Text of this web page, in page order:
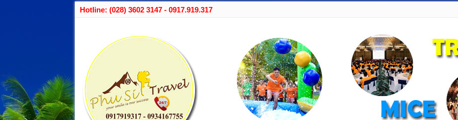
Hotline: (028) 3602 3147 - 0917.919.317